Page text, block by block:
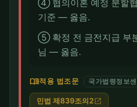
④ 협의이혼 예정 분할
기준 — 옳음.
⑤ 확정 전 금전지급 부
님 — 옳음.
menu_book적용 법조문 국가법령정보센
민법 제839조의2 open_in_new